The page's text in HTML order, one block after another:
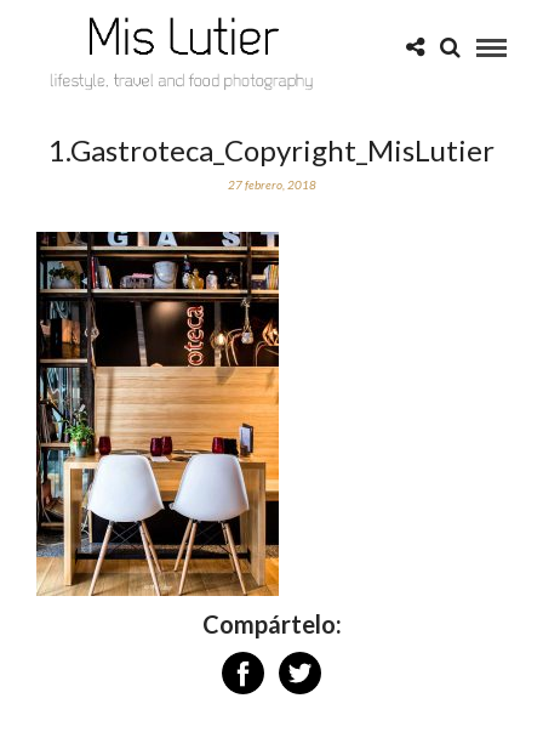
1.Gastroteca_Copyright_MisLutier
27 febrero, 2018
Compártelo: